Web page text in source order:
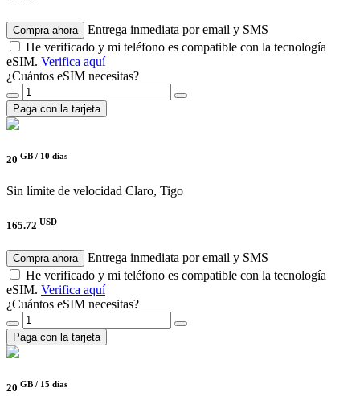
Compra ahora
Entrega inmediata por email y SMS
He verificado y mi teléfono es compatible con la tecnología
eSIM. Verifica aquí
¿Cuántos eSIM necesitas?
Paga con la tarjeta
20 GB / 10 días
Sin límite de velocidad Claro, Tigo
165.72 USD
Compra ahora
Entrega inmediata por email y SMS
He verificado y mi teléfono es compatible con la tecnología
eSIM. Verifica aquí
¿Cuántos eSIM necesitas?
Paga con la tarjeta
20 GB / 15 días